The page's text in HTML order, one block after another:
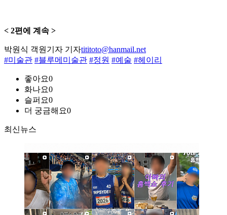
< 2편에 계속 >
박원식 객원기자 기자tititoto@hanmail.net
#미술관 #블루메미술관 #정원 #예술 #헤이리
좋아요0
화나요0
슬퍼요0
더 궁금해요0
최신뉴스